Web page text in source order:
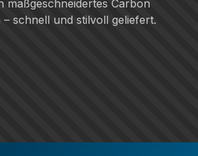
maßgeschneidertes Carbon
– schnell und stilvoll geliefert.